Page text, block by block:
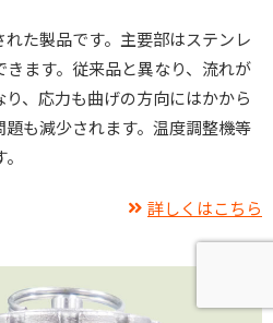
た製品です。主要部はステンレ
ます。従来品と異なり、流れが
、応力も曲げの方向にはかから
も減少されます。温度調整機等
詳しくはこちら